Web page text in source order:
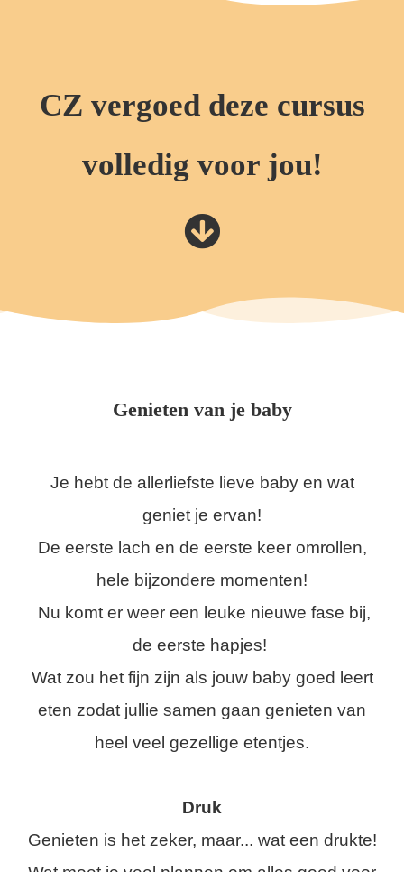
CZ vergoed deze cursus
volledig voor jou!
Genieten van je baby
Je hebt de allerliefste lieve baby en wat
geniet je ervan!
De eerste lach en de eerste keer omrollen,
hele bijzondere momenten!
Nu komt er weer een leuke nieuwe fase bij,
de eerste hapjes!
Wat zou het fijn zijn als jouw baby goed leert
eten zodat jullie samen gaan genieten van
heel veel gezellige etentjes.
Druk
Genieten is het zeker, maar... wat een drukte!